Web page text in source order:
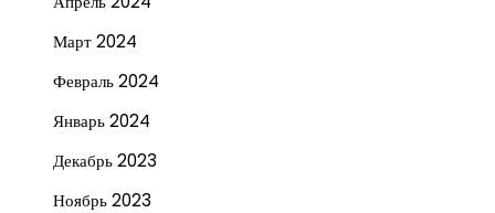
Март 2024
Февраль 2024
Январь 2024
Декабрь 2023
Ноябрь 2023